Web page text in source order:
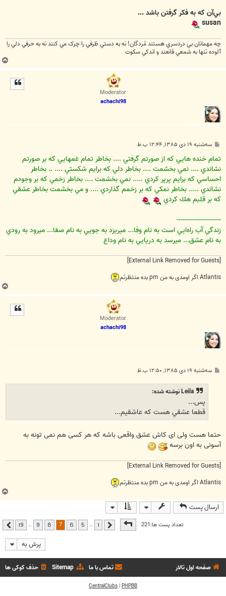
بي‌آن كه به فكر گرفتن باشد ...
susan
چه مهمانان بي دردسري هستند مُردگان! نه به دستي ظرفي را چرک مي کنند نه به حرفي دلي را
آلوده تنها به شمعي قانعند و اندکي سکوت
ب
ا
Moderator
achachi98
پ
ت
سه‌شنبه ۱۹ دی ۱۳۸۵, ۱۲:۴۴ ب.ظ
تمام خنده هايي كه از صورتم گرفتي .... بخاطر تمام غمهايي كه بر صورتم
نشاندي .... نمي بخشمت .... بخاطر دلي كه برايم شكستي .... .. بخاطر
احساسي كه برايم پرپر كردي ..... نمي بخشمت .... بخاطر زخمي كه بر وجودم
نشاندي ..... بخاطر نمكي كه بر زخمم گذاردي .... و مي بخشمت بخاطر عشقي
كه بر قلبم هك کردي
----------------------
زندگي آب راه‌ايي است به نام وفا... ميريزد به جويي به نام صفا... ميرود به رودي
به نام عشق... ميرسد به دريايي به نام وداع
Atlantis اگر اومدی به من pm بده منتظرتم
ب
ا
Moderator
achachi98
پ سه‌شنبه ۱۹ دی ۱۳۸۵, ۱۲:۵۰ ب.ظ
Leila نوشته شده:
پس...
قطعا عشقي هست كه عاشقيم...
حتما هست ولی ای کاش عشق واقعی باشه که هر کسی هم نمی تونه به
آسونی به اون برسه
Atlantis اگر اومدی به من pm بده منتظرتم
ب
ا
ارسال پست
تعداد پست ها:221صفحه از19 قبلی …
5
6
7
8
9
…
19 بعدی
پرش به
صفحه اول تالار حذف کوکی ها Sitemap تماس با ما
PHPBB
|
CentralClubs